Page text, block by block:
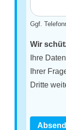
Ggf.
Wir
Ihre
Ihrer
Dritte